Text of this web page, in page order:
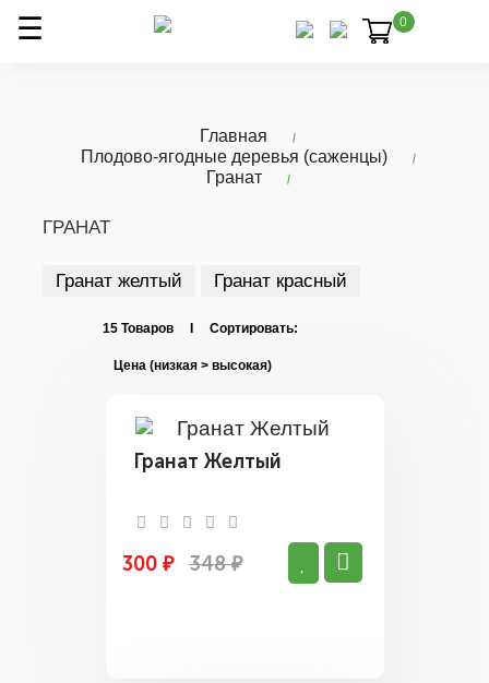
0
Главная
Плодово-ягодные деревья (саженцы)
Гранат
ГРАНАТ
Гранат желтый Гранат красный
15 Товаров I Сортировать:
Гранат Желтый
300 ₽ 348 ₽